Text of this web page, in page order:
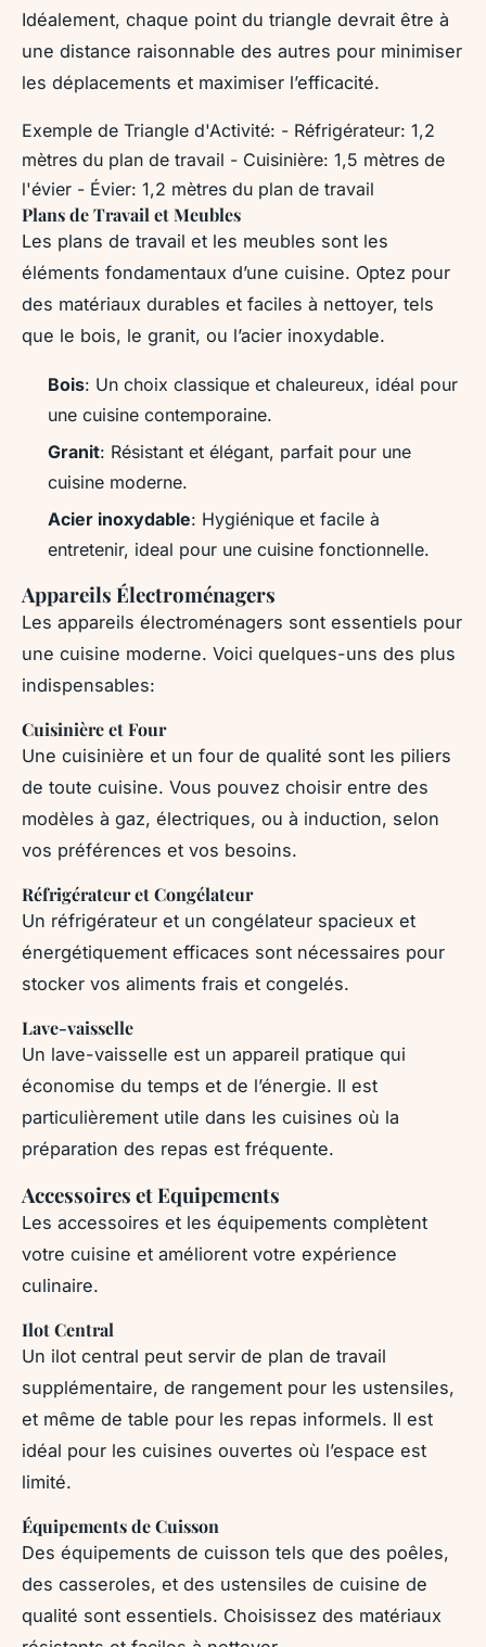
Idéalement, chaque point du triangle devrait être à
une distance raisonnable des autres pour minimiser
les déplacements et maximiser l’efficacité.
Exemple de Triangle d'Activité: - Réfrigérateur: 1,2
mètres du plan de travail - Cuisinière: 1,5 mètres de
l'évier - Évier: 1,2 mètres du plan de travail
Plans de Travail et Meubles
Les plans de travail et les meubles sont les
éléments fondamentaux d’une cuisine. Optez pour
des matériaux durables et faciles à nettoyer, tels
que le bois, le granit, ou l’acier inoxydable.
Bois: Un choix classique et chaleureux, idéal pour
une cuisine contemporaine.
Granit: Résistant et élégant, parfait pour une
cuisine moderne.
Acier inoxydable: Hygiénique et facile à
entretenir, ideal pour une cuisine fonctionnelle.
Appareils Électroménagers
Les appareils électroménagers sont essentiels pour
une cuisine moderne. Voici quelques-uns des plus
indispensables:
Cuisinière et Four
Une cuisinière et un four de qualité sont les piliers
de toute cuisine. Vous pouvez choisir entre des
modèles à gaz, électriques, ou à induction, selon
vos préférences et vos besoins.
Réfrigérateur et Congélateur
Un réfrigérateur et un congélateur spacieux et
énergétiquement efficaces sont nécessaires pour
stocker vos aliments frais et congelés.
Lave-vaisselle
Un lave-vaisselle est un appareil pratique qui
économise du temps et de l’énergie. Il est
particulièrement utile dans les cuisines où la
préparation des repas est fréquente.
Accessoires et Equipements
Les accessoires et les équipements complètent
votre cuisine et améliorent votre expérience
culinaire.
Ilot Central
Un ilot central peut servir de plan de travail
supplémentaire, de rangement pour les ustensiles,
et même de table pour les repas informels. Il est
idéal pour les cuisines ouvertes où l’espace est
limité.
Équipements de Cuisson
Des équipements de cuisson tels que des poêles,
des casseroles, et des ustensiles de cuisine de
qualité sont essentiels. Choisissez des matériaux